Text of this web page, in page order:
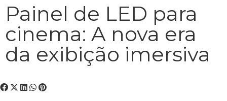
Painel de LED para
cinema: A nova era
da exibição imersiva